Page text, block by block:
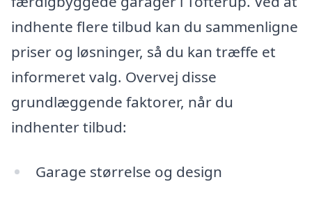
indhente flere tilbud kan du sammenligne
priser og løsninger, så du kan træffe et
informeret valg. Overvej disse
grundlæggende faktorer, når du
indhenter tilbud:
Garage størrelse og design